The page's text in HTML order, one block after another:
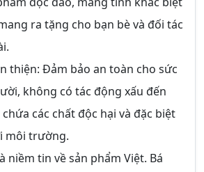
ra tặng cho bạn bè và đối tác
thiện: Đảm bảo an toàn cho sức
không có tác động xấu đến
các chất độc hại và đặc biệt
môi trường.
niềm tin về sản phẩm Việt. Bá